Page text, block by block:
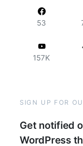
53
157K
SIGN UP FOR
Get notified
WordPress